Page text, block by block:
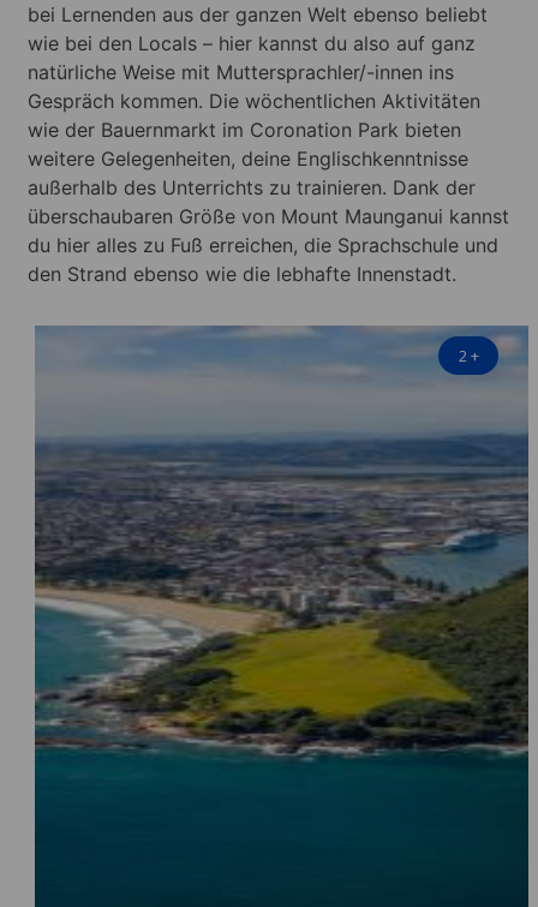
bei Lernenden aus der ganzen Welt ebenso beliebt
wie bei den Locals – hier kannst du also auf ganz
natürliche Weise mit Muttersprachler/-innen ins
Gespräch kommen. Die wöchentlichen Aktivitäten
wie der Bauernmarkt im Coronation Park bieten
weitere Gelegenheiten, deine Englischkenntnisse
außerhalb des Unterrichts zu trainieren. Dank der
überschaubaren Größe von Mount Maunganui kannst
du hier alles zu Fuß erreichen, die Sprachschule und
den Strand ebenso wie die lebhafte Innenstadt.
2+